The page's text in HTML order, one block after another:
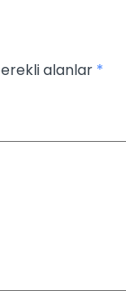
alanlar *